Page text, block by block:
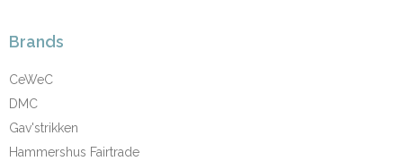
Brands
CeWeC
DMC
Gav'strikken
Hammershus Fairtrade